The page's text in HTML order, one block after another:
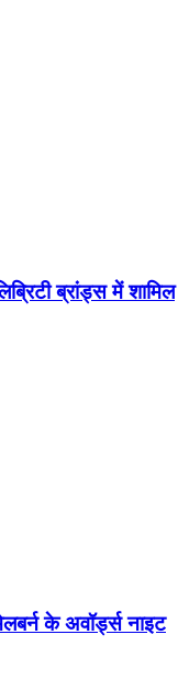
ब्रांड्स में शामिल
के अवॉर्ड्स नाइट